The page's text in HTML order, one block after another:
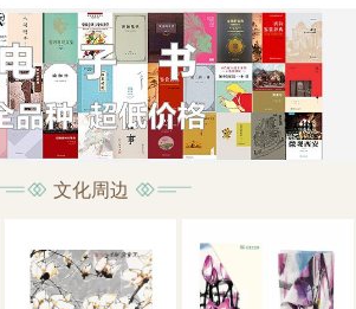
文化周边